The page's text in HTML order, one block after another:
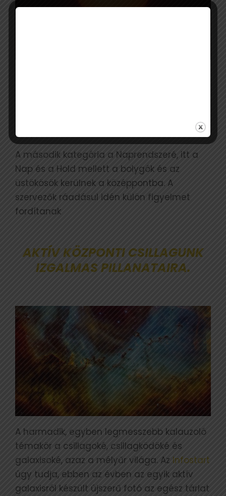
árnyéka látszik.
A második kategória a Naprendszeré, itt a
Nap és a Hold mellett a bolygók és az
üstökösök kerülnek a középpontba. A
szervezők ráadásul idén külön figyelmet
fordítanak
AKTÍV KÖZPONTI CSILLAGUNK
IZGALMAS PILLANATAIRA.
A harmadik, egyben legmesszebb kalauzoló
témakör a csillagoké, csillagködöké és
galaxisoké, azaz a mélyűr világa. Az Infostart
úgy tudja, ebben az évben az egyik aktív
galaxisról készült újszerű fotó az egész tárlat